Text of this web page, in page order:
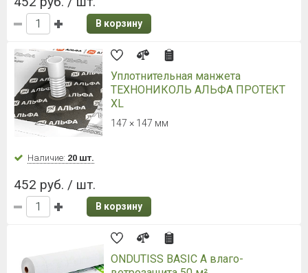
120.75 руб.
/ м.п.
В корзину
Отсечная гидроизоляция
ТехноНИКОЛЬ 400
20х0,4 м
Наличие:Уточняйте
1 680 руб. / рул.
84.01 руб.
В корзину